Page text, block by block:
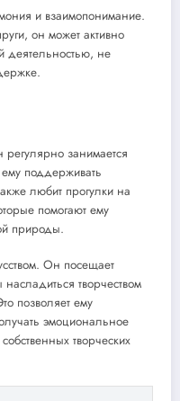
и взаимопонимание.
он может активно
деятельностью, не
занимается
поддерживать
любит прогулки на
помогают ему
природы.
Он посещает
творчеством
позволяет ему
эмоциональное
творческих